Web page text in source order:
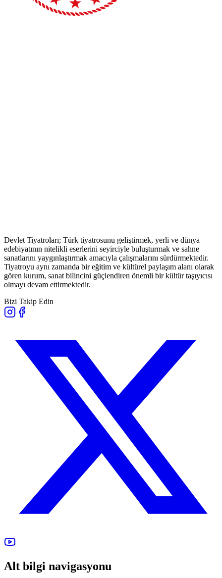
Devlet Tiyatroları; Türk tiyatrosunu geliştirmek, yerli ve dünya
edebiyatının nitelikli eserlerini seyirciyle buluşturmak ve sahne
sanatlarını yaygınlaştırmak amacıyla çalışmalarını sürdürmektedir.
Tiyatroyu aynı zamanda bir eğitim ve kültürel paylaşım alanı olarak
gören kurum, sanat bilincini güçlendiren önemli bir kültür taşıyıcısı
olmayı devam ettirmektedir.
Bizi Takip Edin
Alt bilgi navigasyonu